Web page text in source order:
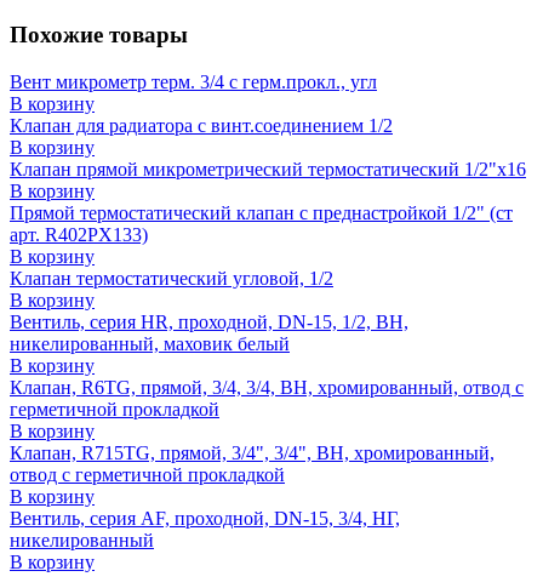
Похожие товары
Вент микрометр терм. 3/4 с герм.прокл., угл
В корзину
Клапан для радиатора с винт.соединением 1/2
В корзину
Клапан прямой микрометрический термостатический 1/2"x16
В корзину
Прямой термостатический клапан с преднастройкой 1/2" (ст
арт. R402PX133)
В корзину
Клапан термостатический угловой, 1/2
В корзину
Вентиль, серия HR, проходной, DN-15, 1/2, ВН,
никелированный, маховик белый
В корзину
Клапан, R6TG, прямой, 3/4, 3/4, ВН, хромированный, отвод с
герметичной прокладкой
В корзину
Клапан, R715TG, прямой, 3/4", 3/4", ВН, хромированный,
отвод с герметичной прокладкой
В корзину
Вентиль, серия AF, проходной, DN-15, 3/4, НГ,
никелированный
В корзину